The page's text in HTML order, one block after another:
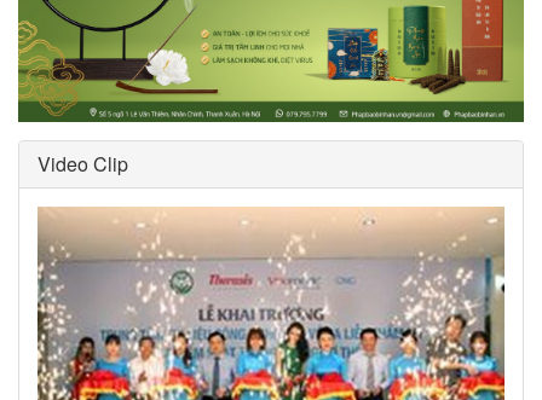
Video Clip